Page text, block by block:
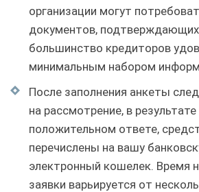
организации могут
документов, подтверждающих
большинство кредиторов
минимальным набором
После заполнения анкеты
на рассмотрение, в результате
положительном ответе,
перечислены на вашу
электронный кошелек. Время
заявки варьируется от